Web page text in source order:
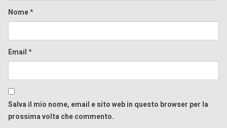
Nome*
Email*
Salva il mio nome, email e sito web in questo browser per la
prossima volta che commento.